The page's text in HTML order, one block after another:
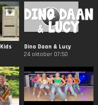
Dino Daan & Lucy
24 oktober 07:50